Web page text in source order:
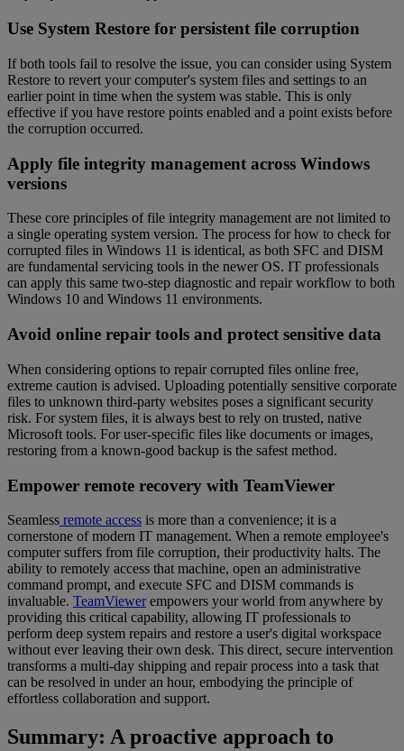
Use System Restore for persistent file corruption
If both tools fail to resolve the issue, you can consider using System
Restore to revert your computer's system files and settings to an
earlier point in time when the system was stable. This is only
effective if you have restore points enabled and a point exists before
the corruption occurred.
Apply file integrity management across Windows
versions
These core principles of file integrity management are not limited to
a single operating system version. The process for how to check for
corrupted files in Windows 11 is identical, as both SFC and DISM
are fundamental servicing tools in the newer OS. IT professionals
can apply this same two-step diagnostic and repair workflow to both
Windows 10 and Windows 11 environments.
Avoid online repair tools and protect sensitive data
When considering options to repair corrupted files online free,
extreme caution is advised. Uploading potentially sensitive corporate
files to unknown third-party websites poses a significant security
risk. For system files, it is always best to rely on trusted, native
Microsoft tools. For user-specific files like documents or images,
restoring from a known-good backup is the safest method.
Empower remote recovery with TeamViewer
Seamless remote access is more than a convenience; it is a
cornerstone of modern IT management. When a remote employee's
computer suffers from file corruption, their productivity halts. The
ability to remotely access that machine, open an administrative
command prompt, and execute SFC and DISM commands is
invaluable. TeamViewerempowers your world from anywhere by
providing this critical capability, allowing IT professionals to
perform deep system repairs and restore a user's digital workspace
without ever leaving their own desk. This direct, secure intervention
transforms a multi-day shipping and repair process into a task that
can be resolved in under an hour, embodying the principle of
effortless collaboration and support.
Summary: A proactive approach to